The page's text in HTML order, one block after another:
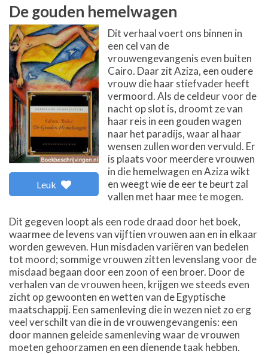
De gouden hemelwagen
Leuk
Dit verhaal voert ons binnen in
een cel van de
vrouwengevangenis even buiten
Cairo. Daar zit Aziza, een oudere
vrouw die haar stiefvader heeft
vermoord. Als de celdeur voor de
nacht op slot is, droomt ze van
haar reis in een gouden wagen
naar het paradijs, waar al haar
wensen zullen worden vervuld. Er
is plaats voor meerdere vrouwen
in die hemelwagen en Aziza wikt
en weegt wie de eer te beurt zal
vallen met haar mee te mogen.
Dit gegeven loopt als een rode draad door het boek,
waarmee de levens van vijftien vrouwen aan en in elkaar
worden geweven. Hun misdaden variëren van bedelen
tot moord; sommige vrouwen zitten levenslang voor de
misdaad begaan door een zoon of een broer. Door de
verhalen van de vrouwen heen, krijgen we steeds even
zicht op gewoonten en wetten van de Egyptische
maatschappij. Een samenleving die in wezen niet zo erg
veel verschilt van die in de vrouwengevangenis: een
door mannen geleide samenleving waar de vrouwen
moeten gehoorzamen en een dienende taak hebben.